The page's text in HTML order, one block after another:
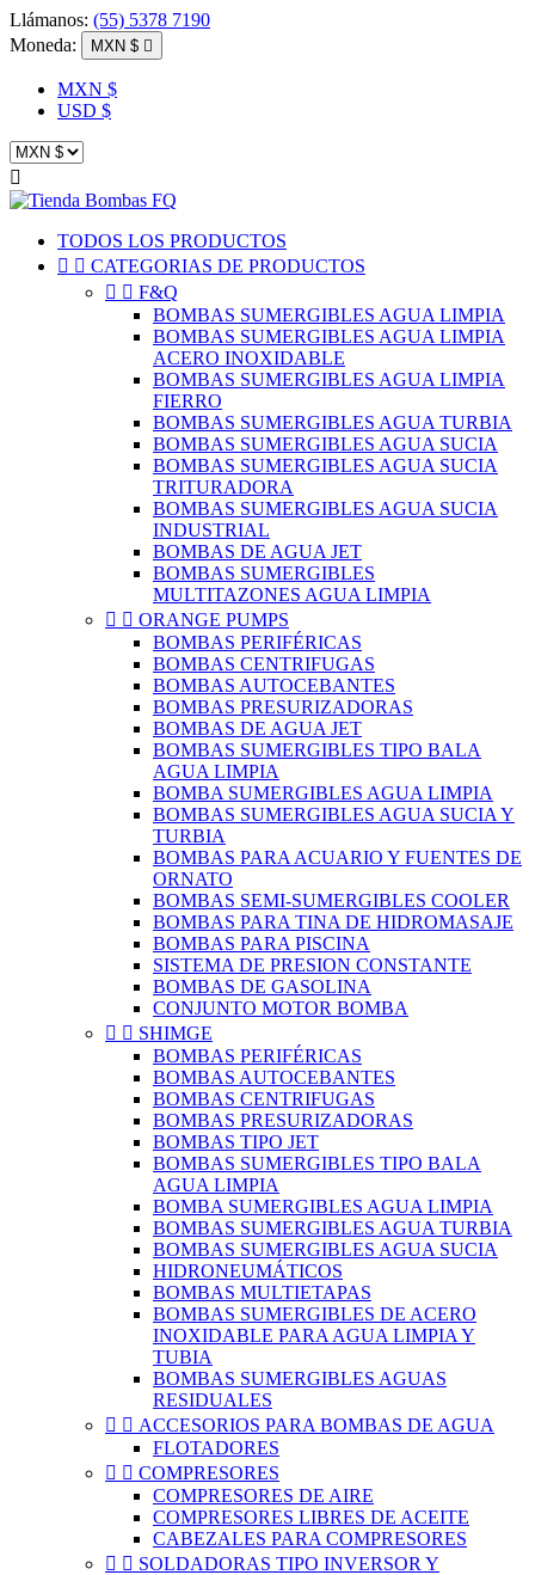
Llámanos: (55) 5378 7190
Moneda:
MXN $ 
MXN $
USD $

TODOS LOS PRODUCTOS
  CATEGORIAS DE PRODUCTOS
  F&Q
BOMBAS SUMERGIBLES AGUA LIMPIA
BOMBAS SUMERGIBLES AGUA LIMPIA
ACERO INOXIDABLE
BOMBAS SUMERGIBLES AGUA LIMPIA
FIERRO
BOMBAS SUMERGIBLES AGUA TURBIA
BOMBAS SUMERGIBLES AGUA SUCIA
BOMBAS SUMERGIBLES AGUA SUCIA
TRITURADORA
BOMBAS SUMERGIBLES AGUA SUCIA
INDUSTRIAL
BOMBAS DE AGUA JET
BOMBAS SUMERGIBLES
MULTITAZONES AGUA LIMPIA
  ORANGE PUMPS
BOMBAS PERIFÉRICAS
BOMBAS CENTRIFUGAS
BOMBAS AUTOCEBANTES
BOMBAS PRESURIZADORAS
BOMBAS DE AGUA JET
BOMBAS SUMERGIBLES TIPO BALA
AGUA LIMPIA
BOMBA SUMERGIBLES AGUA LIMPIA
BOMBAS SUMERGIBLES AGUA SUCIA Y
TURBIA
BOMBAS PARA ACUARIO Y FUENTES DE
ORNATO
BOMBAS SEMI-SUMERGIBLES COOLER
BOMBAS PARA TINA DE HIDROMASAJE
BOMBAS PARA PISCINA
SISTEMA DE PRESION CONSTANTE
BOMBAS DE GASOLINA
CONJUNTO MOTOR BOMBA
  SHIMGE
BOMBAS PERIFÉRICAS
BOMBAS AUTOCEBANTES
BOMBAS CENTRIFUGAS
BOMBAS PRESURIZADORAS
BOMBAS TIPO JET
BOMBAS SUMERGIBLES TIPO BALA
AGUA LIMPIA
BOMBA SUMERGIBLES AGUA LIMPIA
BOMBAS SUMERGIBLES AGUA TURBIA
BOMBAS SUMERGIBLES AGUA SUCIA
HIDRONEUMÁTICOS
BOMBAS MULTIETAPAS
BOMBAS SUMERGIBLES DE ACERO
INOXIDABLE PARA AGUA LIMPIA Y
TUBIA
BOMBAS SUMERGIBLES AGUAS
RESIDUALES
  ACCESORIOS PARA BOMBAS DE AGUA
FLOTADORES
  COMPRESORES
COMPRESORES DE AIRE
COMPRESORES LIBRES DE ACEITE
CABEZALES PARA COMPRESORES
  SOLDADORAS TIPO INVERSOR Y